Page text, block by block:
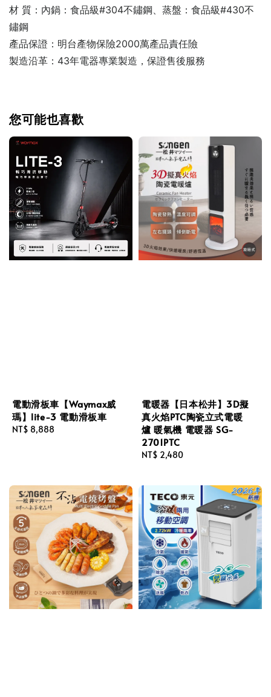
材 質：內鍋：食品級#304不鏽鋼、蒸盤：食品級#430不
鏽鋼
產品保證：明台產物保險2000萬產品責任險
製造沿革：43年電器專業製造，保證售後服務
您可能也喜歡
電動滑板車【Waymax威
瑪】lite-3 電動滑板車
Regular
NT$ 8,888
電暖器【日本松井】3D擬
真火焰PTC陶瓷立式電暖
爐 暖氣機 電暖器 SG-
2701PTC
Regular
NT$ 2,480